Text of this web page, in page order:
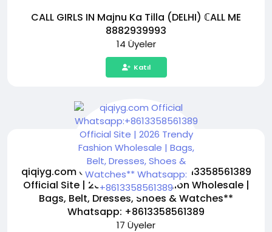
CALL GIRLS IN Majnu Ka Tilla (DELHI) ℂALL ME
8882939993
14 Üyeler
Katıl
qiqiyg.com Official Whatsapp:+8613358561389
Official Site | 2026 Trendy Fashion Wholesale |
Bags, Belt, Dresses, Shoes & Watches**
Whatsapp: +8613358561389
17 Üyeler